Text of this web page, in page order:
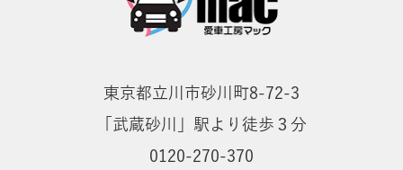
東京都立川市砂川町8-72-3
「武蔵砂川」駅より徒歩３分
0120-270-370